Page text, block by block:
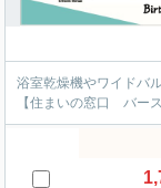
浴室乾燥機やワイドバ
【住まいの窓口 バー